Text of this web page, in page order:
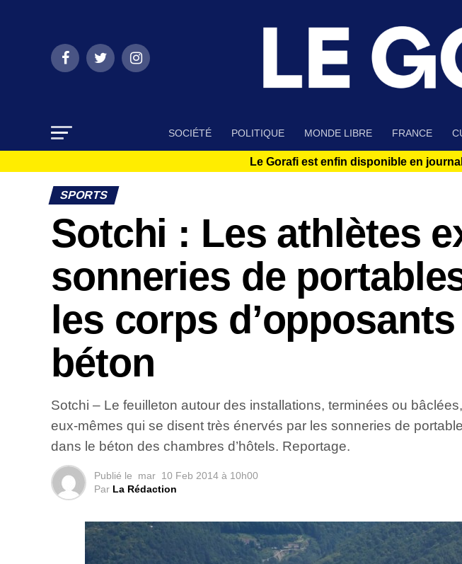
SOCIÉTÉ POLITIQUE MONDE LIBRE FRANCE
Le Gorafi est enfin disponible en
SPORTS
Sotchi : Les athlètes
sonneries de
les corps
béton
Sotchi – Le feuilleton autour des installations, terminées ou
eux-mêmes qui se disent très énervés par les sonneries de
dans le béton des chambres d’hôtels. Reportage.
Publié le mar 10 Feb 2014 à 10h00
Par La Rédaction